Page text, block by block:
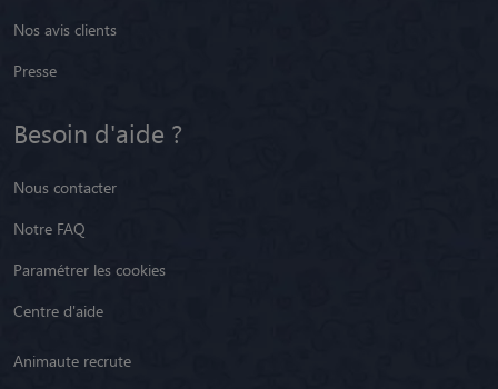
Nos avis clients
Presse
Besoin d'aide ?
Nous contacter
Notre FAQ
Paramétrer les cookies
Centre d'aide
Animaute recrute